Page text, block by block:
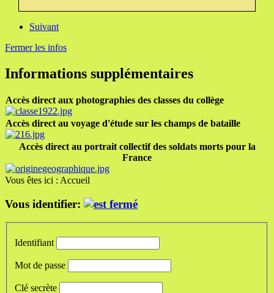
Suivant
Fermer les infos
Informations supplémentaires
Accès direct aux photographies des classes du collège
Accès direct au voyage d'étude sur les champs de bataille
Accès direct au portrait collectif des soldats morts pour la
France
Vous êtes ici : Accueil
Vous identifier:
Identifiant
Mot de passe
Clé secrète